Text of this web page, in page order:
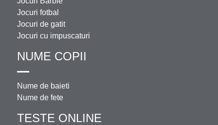
Jocuri fotbal
Jocuri de gatit
Jocuri cu impuscaturi
NUME COPII
Nume de baieti
Nume de fete
TESTE ONLINE